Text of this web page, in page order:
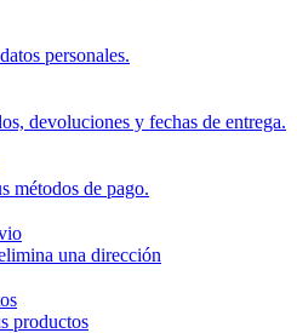
personales.
devoluciones y fechas de entrega.
métodos de pago.
una dirección
productos